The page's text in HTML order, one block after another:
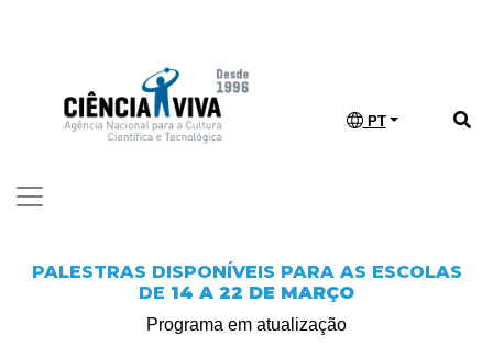
PT
PALESTRAS DISPONÍVEIS PARA AS ESCOLAS
DE 14 A 22 DE MARÇO
Programa em atualização